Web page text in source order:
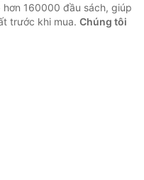
160000 đầu sách, giúp
trước khi mua. Chúng tôi